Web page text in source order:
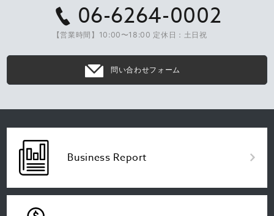
06-6264-0002
【営業時間】10:00〜18:00 定休日：土日祝
問い合わせフォーム
Business Report